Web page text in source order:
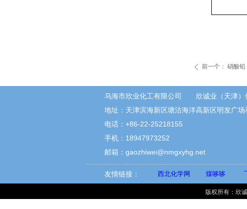
ꄴ 前一个： 硝酸铅
友情链接：
乌海市欣业化工有限公司 欣诚业（天津）
地址：天津滨海新区塘沽海洋高新区明发广
电话：+86-22-25218155
手机：18947973252
邮箱：gaozhiwei@nmgxyhg.net
版权所有：欣
西北化学网 煤哆哆